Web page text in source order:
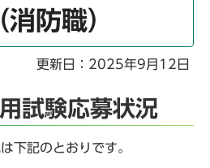
防職）
更新日：2025年9月12日
試験応募状況
下記のとおりです。